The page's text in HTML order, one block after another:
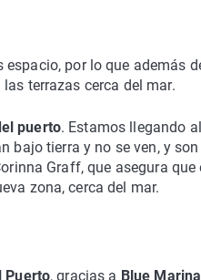
por lo que además
terrazas cerca del mar.
puerto. Estamos llegando
bajo tierra y no se ven, y
Graff, que asegura
zona, cerca del mar.
Puerto, gracias a Blue Marina